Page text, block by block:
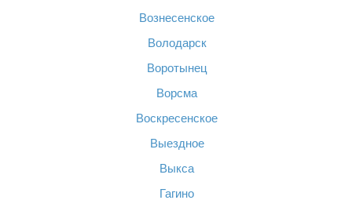
Вознесенское
Володарск
Воротынец
Ворсма
Воскресенское
Выездное
Выкса
Гагино